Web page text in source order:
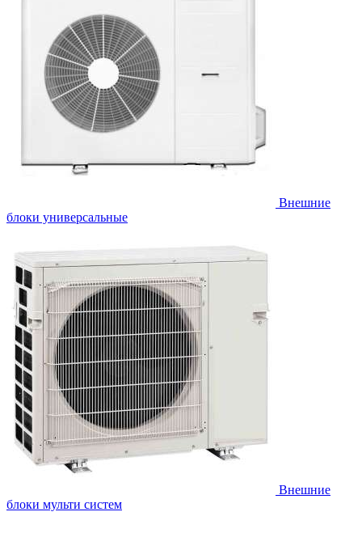
Внешние
блоки универсальные
Внешние
блоки мульти систем